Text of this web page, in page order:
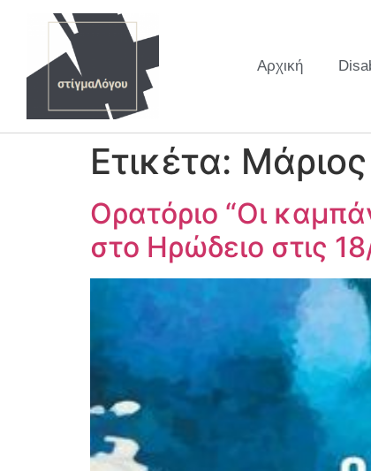
Αρχική
Ετικέτα:
Ορατόριο “Οι
στο Ηρώδειο στις